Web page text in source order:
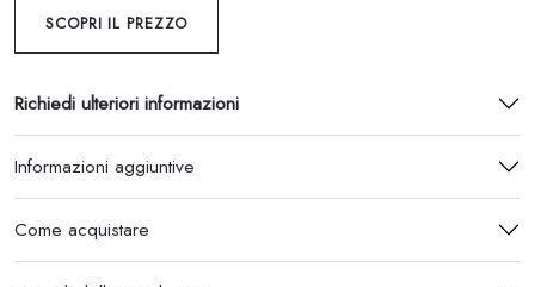
SCOPRI IL PREZZO
Richiedi ulteriori informazioni
Informazioni aggiuntive
Come acquistare